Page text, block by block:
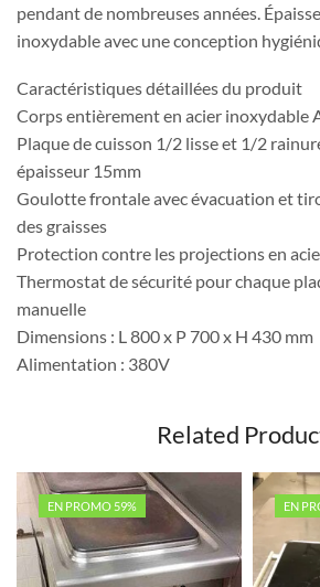
pendant de nombreuses années.
inoxydable avec une conception
Caractéristiques détaillées du produit
Corps entièrement en acier inoxydable
Plaque de cuisson 1/2 lisse et 1/2
épaisseur 15mm
Goulotte frontale avec évacuation et
des graisses
Protection contre les projections en
Thermostat de sécurité pour chaque
manuelle
Dimensions : L 800 x P 700 x H 430 mm
Alimentation : 380V
Related
EN PROMO 59% EN